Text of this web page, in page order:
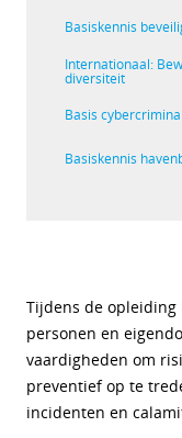
Basiskennis
Internationaal:
diversiteit
Basis
Basiskennis
Tijdens de opleiding
personen en
vaardigheden om
preventief op te
incidenten en